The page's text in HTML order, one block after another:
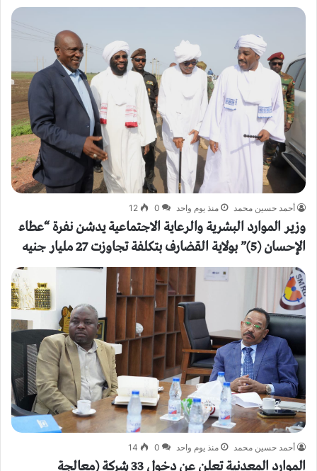
أحمد حسين محمد منذ يوم واحد 0
12
وزير الموارد البشرية والرعاية الاجتماعية يدشن نفرة “عطاء
الإحسان (5)” بولاية القضارف بتكلفة تجاوزت 27 مليار جنيه
أحمد حسين محمد منذ يوم واحد 0
14